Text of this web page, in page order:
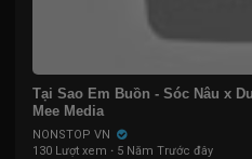
Tại Sao Em Buồn - Sóc Nâu x
Mee Media
NONSTOP VN
130 Lượt xem · 5 Năm Trước đây